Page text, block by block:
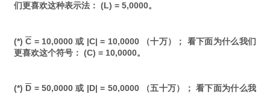
们更喜欢这种表示法： (L) = 5,0000。
(*)C = 10,0000 或 |C| = 10,0000 （十万）； 看下面为什么我们
更喜欢这个符号： (C) = 10,0000。
(*) D = 50,0000 或 |D| = 50,0000 （五十万）； 看下面为什么我